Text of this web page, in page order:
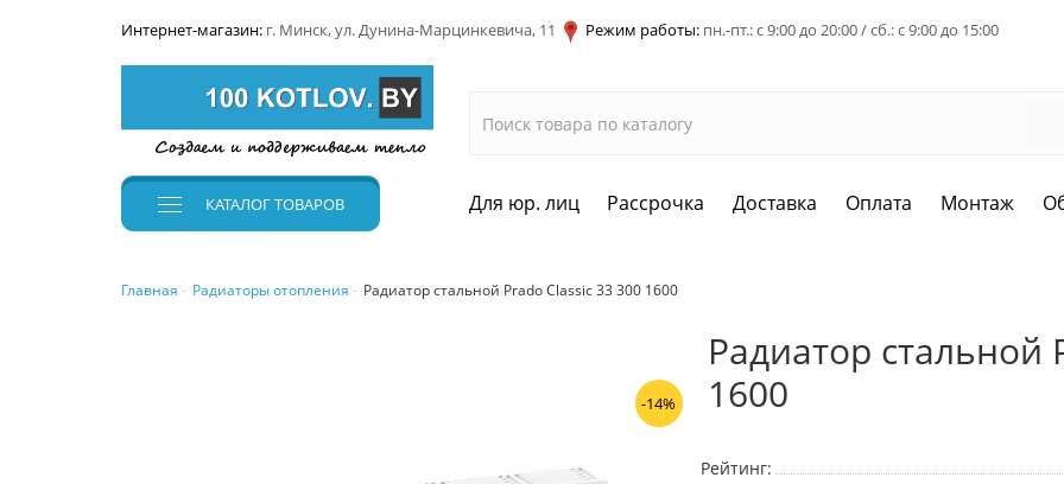
Интернет-магазин: г. Минск, ул. Дунина-Марцинкевича, 11 Режим работы: пн.-пт.: с 9:00 до 20:00 / сб.: с 9:00 до 15:00
КАТАЛОГТОВАРОВ Для юр. лиц Рассрочка Доставка Оплата Монтаж
Главная Радиаторы отопления Радиатор стальной Prado Classic 33 300 1600
-14%
Радиатор стальной
1600
Рейтинг: